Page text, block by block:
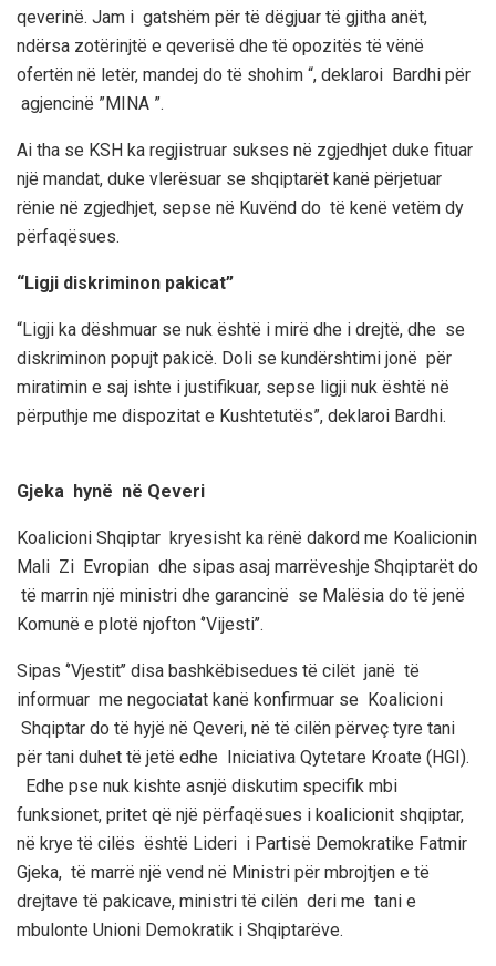
qeverinë. Jam i gatshëm për të dëgjuar të gjitha anët,
ndërsa zotërinjtë e qeverisë dhe të opozitës të vënë
ofertën në letër, mandej do të shohim “, deklaroi Bardhi për
agjencinë ”MINA ”.
Ai tha se KSH ka regjistruar sukses në zgjedhjet duke fituar
një mandat, duke vlerësuar se shqiptarët kanë përjetuar
rënie në zgjedhjet, sepse në Kuvënd do të kenë vetëm dy
përfaqësues.
“Ligji diskriminon pakicat”
“Ligji ka dëshmuar se nuk është i mirë dhe i drejtë, dhe se
diskriminon popujt pakicë. Doli se kundërshtimi jonë për
miratimin e saj ishte i justifikuar, sepse ligji nuk është në
përputhje me dispozitat e Kushtetutës”, deklaroi Bardhi.
Gjeka hynë në Qeveri
Koalicioni Shqiptar kryesisht ka rënë dakord me Koalicionin
Mali Zi Evropian dhe sipas asaj marrëveshje Shqiptarët do
të marrin një ministri dhe garancinë se Malësia do të jenë
Komunë e plotë njofton ‘’Vijesti’’.
Sipas ‘’Vjestit’’ disa bashkëbisedues të cilët janë të
informuar me negociatat kanë konfirmuar se Koalicioni
Shqiptar do të hyjë në Qeveri, në të cilën përveç tyre tani
për tani duhet të jetë edhe Iniciativa Qytetare Kroate (HGI).
Edhe pse nuk kishte asnjë diskutim specifik mbi
funksionet, pritet që një përfaqësues i koalicionit shqiptar,
në krye të cilës është Lideri i Partisë Demokratike Fatmir
Gjeka, të marrë një vend në Ministri për mbrojtjen e të
drejtave të pakicave, ministri të cilën deri me tani e
mbulonte Unioni Demokratik i Shqiptarëve.